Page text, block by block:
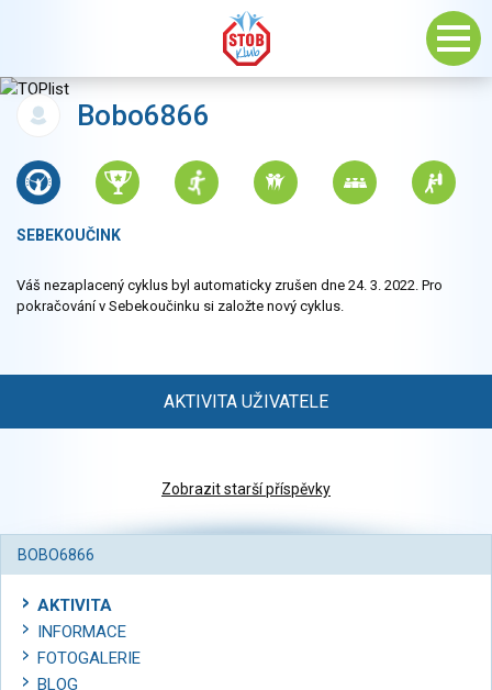
Bobo6866
SEBEKOUČINK
Váš nezaplacený cyklus byl automaticky zrušen dne 24. 3. 2022. Pro
pokračování v Sebekoučinku si založte nový cyklus.
AKTIVITA UŽIVATELE
Zobrazit starší příspěvky
BOBO6866
AKTIVITA
INFORMACE
FOTOGALERIE
BLOG